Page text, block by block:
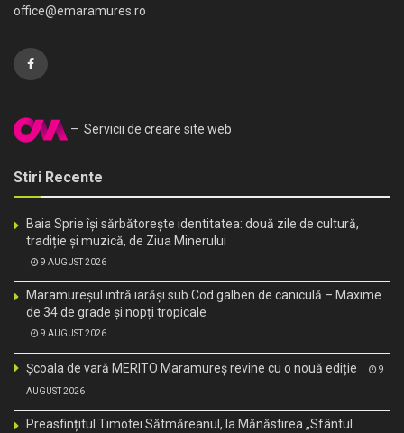
office@emaramures.ro
– Servicii de creare site web
Stiri Recente
Baia Sprie își sărbătorește identitatea: două zile de cultură,
tradiție și muzică, de Ziua Minerului
9 AUGUST 2026
Maramureșul intră iarăși sub Cod galben de caniculă – Maxime
de 34 de grade și nopți tropicale
9 AUGUST 2026
Școala de vară MERITO Maramureș revine cu o nouă ediție 9
AUGUST 2026
Preasfințitul Timotei Sătmăreanul, la Mănăstirea „Sfântul